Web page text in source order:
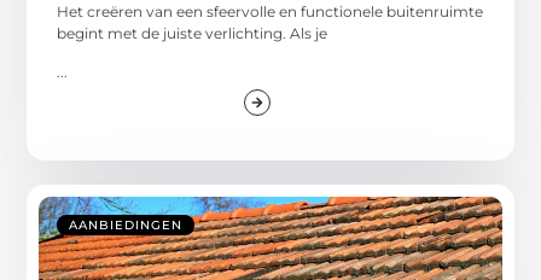
Het creëren van een sfeervolle en functionele buitenruimte
begint met de juiste verlichting. Als je
...
AANBIEDINGEN